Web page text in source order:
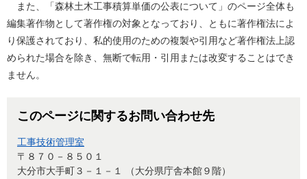
また、「森林土木工事積算単価の公表について」のページ全体も
編集著作物として著作権の対象となっており、ともに著作権法によ
り保護されており、私的使用のための複製や引用など著作権法上認
められた場合を除き、無断で転用・引用または改変することはでき
ません。
このページに関するお問い合わせ先
工事技術管理室
〒８７０－８５０１
大分市大手町３－１－１ （大分県庁舎本館９階）